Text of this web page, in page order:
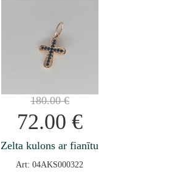
180.00€
72.00 €
Zelta kulons ar fianītu
Art: 04AKS000322